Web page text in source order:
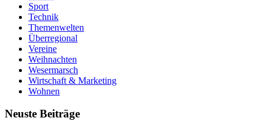
Sport
Technik
Themenwelten
Überregional
Vereine
Weihnachten
Wesermarsch
Wirtschaft & Marketing
Wohnen
Neuste Beiträge